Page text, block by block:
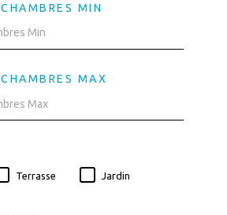
MIN
MAX
Terrasse Jardin